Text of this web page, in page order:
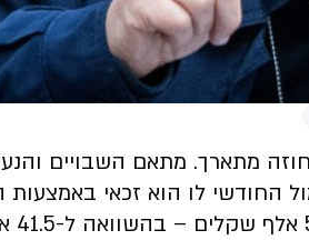
מתארך. מתאם השבויים
החודשי לו הוא זכאי באמצעות